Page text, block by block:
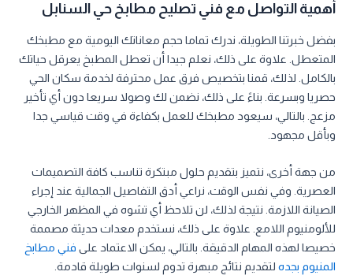
أهمية التواصل مع فني تصليح مطابخ حي السنابل
بفضل خبرتنا الطويلة، ندرك تماما حجم معاناتك اليومية مع مطبخك
المتعطل. علاوة على ذلك، نعلم جيدا أن تعطل المطبخ يعرقل حياتك
بالكامل. لذلك، قمنا بتخصيص فرق عمل محترفة لخدمة سكان الحي
حصريا وبسرعة. بناءً على ذلك، نضمن لك وصولا سريعا دون أي تأخير
مزعج. بالتالي، سيعود مطبخك للعمل بكفاءة في وقت قياسي جدا
وبأقل مجهود.
من جهة أخرى، نتميز بتقديم حلول مبتكرة تناسب كافة التصميمات
العصرية. وفي نفس الوقت، نراعي أدق التفاصيل الجمالية عند إجراء
الصيانة اللازمة. نتيجة لذلك، لن تلاحظ أي تشوه في المظهر الخارجي
للألومنيوم اللامع. علاوة على ذلك، نستخدم معدات حديثة مصممة
خصيصا لهذه المهام الدقيقة. بالتالي، يمكن الاعتماد على فني مطابخ
المنيوم بجده لتقديم نتائج مبهرة تدوم لسنوات طويلة قادمة.